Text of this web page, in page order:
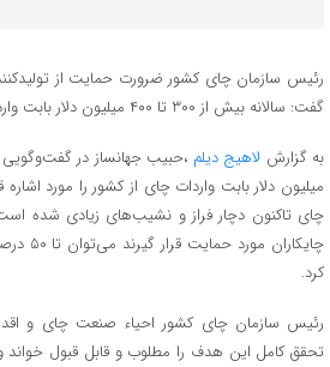
رئیس سازمان چای کشور ضرورت حمایت از
گفت: سالانه بیش از ۳۰۰ تا ۴۰۰ میلیون دلار بابت واردات چای از کشور خارج می‌شود.
به گزارش لاهیج دیلم
میلیون دلار بابت واردات چای از کشور را مورد اشاره
چای تاکنون دچار فراز و نشیب‌های زیادی شده
کرد.
رئیس سازمان چای کشور احیاء صنعت چای و
تحقق کامل این هدف را مطلوب و قابل قبول خواند